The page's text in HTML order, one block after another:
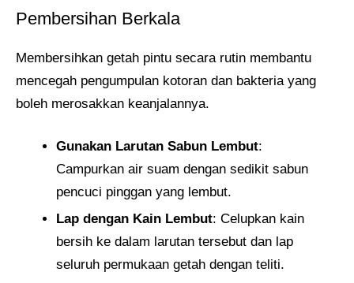
Pembersihan Berkala
Membersihkan getah pintu secara rutin membantu
mencegah pengumpulan kotoran dan bakteria yang
boleh merosakkan keanjalannya.
Gunakan Larutan Sabun Lembut:
Campurkan air suam dengan sedikit sabun
pencuci pinggan yang lembut.
Lap dengan Kain Lembut: Celupkan kain
bersih ke dalam larutan tersebut dan lap
seluruh permukaan getah dengan teliti.